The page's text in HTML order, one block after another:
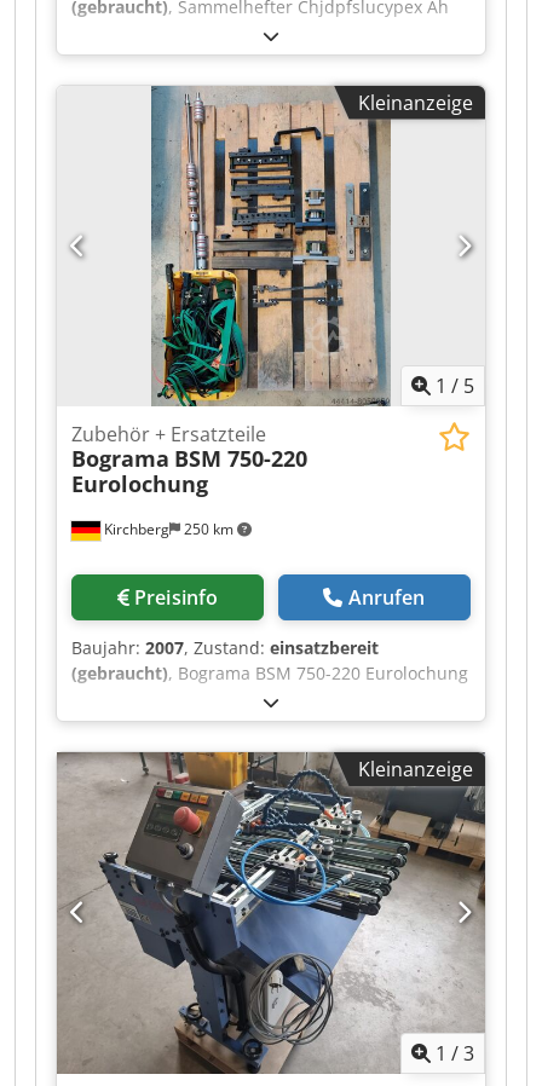
(gebraucht), Sammelhefter Chjdpfslucypex Ah
Roa Hohner horizontaler Flachstapelanleger
(solo) für HSB 9000
Kleinanzeige
1 / 5
Kirchberg 250 km
Zubehör + Ersatzteile
Bograma BSM 750-220
Eurolochung
Preisinfo Anrufen
Baujahr: 2007, Zustand: einsatzbereit
(gebraucht), Bograma BSM 750-220 Eurolochung
– Zentrierung und Bänderführungen in
verschiedenen Größen – Kopf, Mittel und
Fußhalterung Chedpfx Ahoiz T Txj Rsa
Kleinanzeige
1 /3